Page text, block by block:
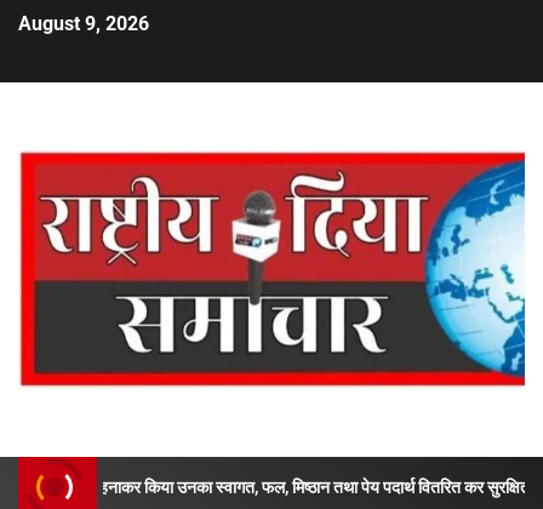
August 9, 2026
उनका स्वागत, फल, मिष्ठान तथा पेय पदार्थ वितरित कर सुरक्षित एवं सुगम यात्रा के